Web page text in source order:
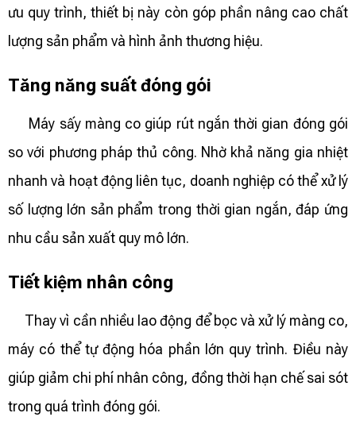
ưu quy trình, thiết bị này còn góp phần nâng cao chất
lượng sản phẩm và hình ảnh thương hiệu.
Tăng năng suất đóng gói
Máy sấy màng co giúp rút ngắn thời gian đóng gói
so với phương pháp thủ công. Nhờ khả năng gia nhiệt
nhanh và hoạt động liên tục, doanh nghiệp có thể xử lý
số lượng lớn sản phẩm trong thời gian ngắn, đáp ứng
nhu cầu sản xuất quy mô lớn.
Tiết kiệm nhân công
Thay vì cần nhiều lao động để bọc và xử lý màng co,
máy có thể tự động hóa phần lớn quy trình. Điều này
giúp giảm chi phí nhân công, đồng thời hạn chế sai sót
trong quá trình đóng gói.